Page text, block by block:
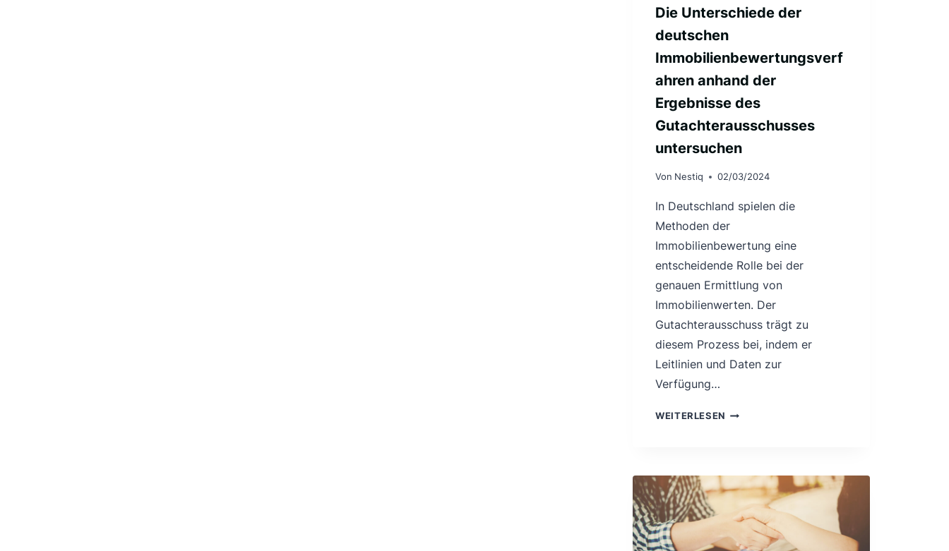
Die Unterschiede der
deutschen
Immobilienbewertungsverf
ahren anhand der
Ergebnisse des
Gutachterausschusses
untersuchen
Von Nestiq 02/03/2024
In Deutschland spielen die
Methoden der
Immobilienbewertung eine
entscheidende Rolle bei der
genauen Ermittlung von
Immobilienwerten. Der
Gutachterausschuss trägt zu
diesem Prozess bei, indem er
Leitlinien und Daten zur
Verfügung…
WEITERLESEN DIE
IMMOBILIENBEWERTUNGSVERFAHREN
ANHAND
ERGEBNISSE
DES